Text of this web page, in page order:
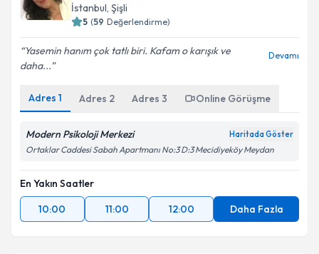
İstanbul, Şişli
5 (59 Değerlendirme)
Yasemin hanım çok tatlı biri. Kafam o karışık ve
daha...
Devamı
Adres 1 Adres 2 Adres 3 Online Görüşme
Modern Psikoloji Merkezi Haritada Göster
Ortaklar Caddesi Sabah Apartmanı No:3 D:3 Mecidiyeköy Meydan
En Yakın Saatler
10:00
11:00 12:00 Daha Fazla